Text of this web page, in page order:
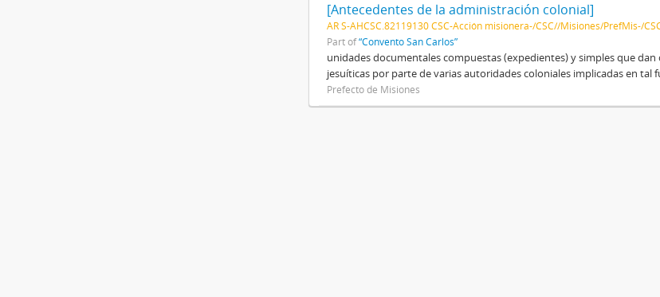
[Antecedentes de la administración colonial]
AR S-AHCSC.82119130 CSC-Acción misionera-/CSC//Misiones/PrefMis-/
Part of“Convento San Carlos”
unidades documentales compuestas (expedientes) y simples que
jesuíticas por parte de varias autoridades coloniales implicadas en
Prefecto de Misiones